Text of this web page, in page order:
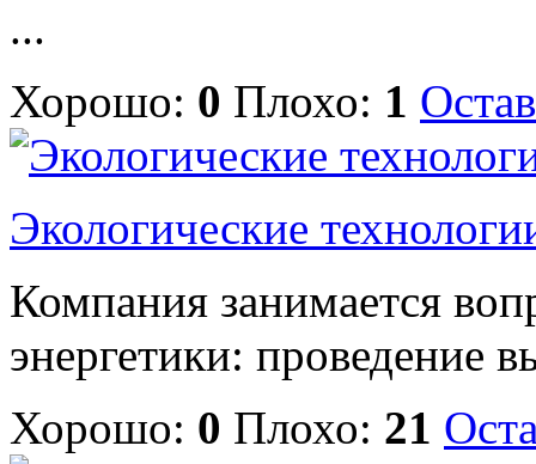
...
Хорошо: 0 Плохо: 1
Экологические
Компания занимается
энергетики: проведение
Хорошо: 0 Плохо: 21